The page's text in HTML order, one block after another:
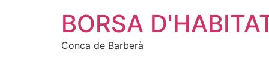
BORSA
Conca de Barberà